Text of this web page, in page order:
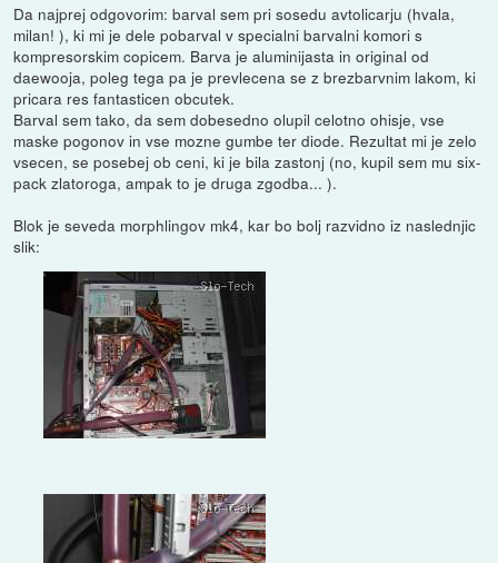
Da najprej odgovorim: barval sem pri sosedu avtolicarju (hvala,
milan! ), ki mi je dele pobarval v specialni barvalni komori s
kompresorskim copicem. Barva je aluminijasta in original od
daewooja, poleg tega pa je prevlecena se z brezbarvnim lakom, ki
pricara res fantasticen obcutek.
Barval sem tako, da sem dobesedno olupil celotno ohisje, vse
maske pogonov in vse mozne gumbe ter diode. Rezultat mi je zelo
vsecen, se posebej ob ceni, ki je bila zastonj (no, kupil sem mu six-
pack zlatoroga, ampak to je druga zgodba... ).
Blok je seveda morphlingov mk4, kar bo bolj razvidno iz naslednjic
slik: